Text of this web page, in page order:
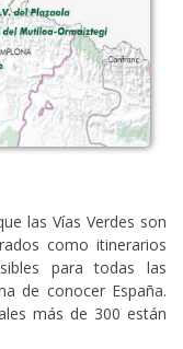
las Vías Verdes son
como itinerarios
para todas las
de conocer España.
más de 300 están